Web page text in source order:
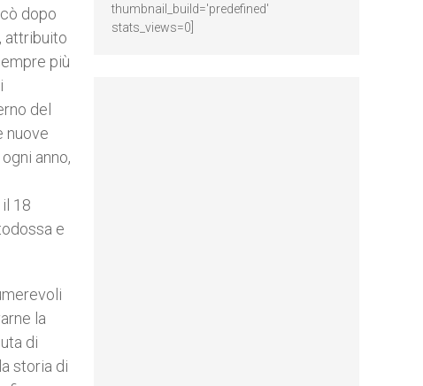
dopo
attribuito
più
del
nuove
anno,
18
e
la
di
storia di
thumbnail_build='predefined'
stats_views=0]